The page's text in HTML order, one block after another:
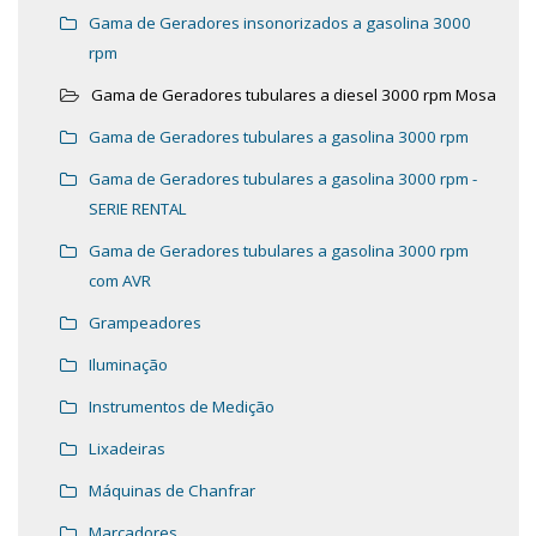
Gama de Geradores insonorizados a gasolina 3000
rpm
Gama de Geradores tubulares a diesel 3000 rpm Mosa
Gama de Geradores tubulares a gasolina 3000 rpm
Gama de Geradores tubulares a gasolina 3000 rpm -
SERIE RENTAL
Gama de Geradores tubulares a gasolina 3000 rpm
com AVR
Grampeadores
Iluminação
Instrumentos de Medição
Lixadeiras
Máquinas de Chanfrar